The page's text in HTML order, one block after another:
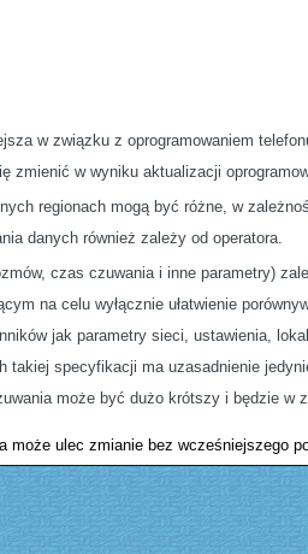
w związku z oprogramowaniem
zmienić w wyniku aktualizacji
regionach mogą być różne, w
danych również zależy od operatora.
czas czuwania i inne parametry)
na celu wyłącznie ułatwienie
jak parametry sieci, ustawienia,
takiej specyfikacji ma uzasadnienie
może być dużo krótszy i będzie w
może ulec zmianie bez wcześniejszego